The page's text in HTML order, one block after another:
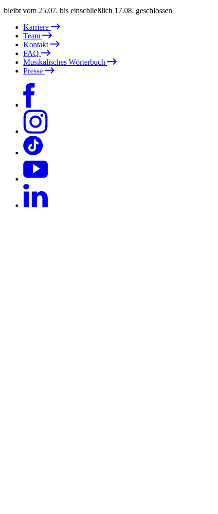
bleibt vom 25.07. bis einschließlich 17.08. geschlossen
Karriere
Team
Kontakt
FAQ
Musikalisches Wörterbuch
Presse